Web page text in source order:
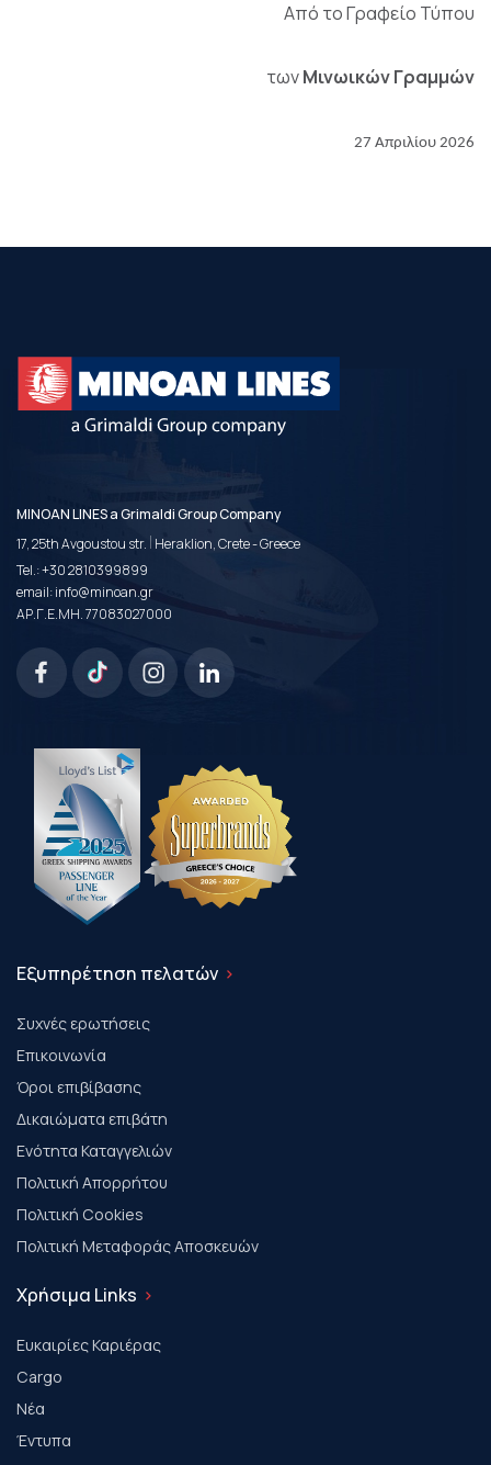
Από το Γραφείο Τύπου
τωνΜινωικών Γραμμών
27 Απριλίου 2026
MINOAN LINES a Grimaldi Group Company
17, 25th Avgoustou str. | Heraklion, Crete - Greece
Tel.:+30 2810399899
email:info@minoan.gr
ΑΡ.Γ.Ε.ΜΗ. 77083027000
Εξυπηρέτηση πελατών
Συχνές ερωτήσεις
Επικοινωνία
Όροι επιβίβασης
Δικαιώματα επιβάτη
Ενότητα Καταγγελιών
Πολιτική Απορρήτου
Πολιτική Cookies
Πολιτική Μεταφοράς Αποσκευών
Χρήσιμα Links
Ευκαιρίες Καριέρας
Cargo
Νέα
Έντυπα